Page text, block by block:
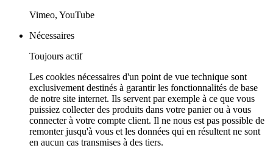
Vimeo, YouTube
Nécessaires
Toujours actif
Les cookies nécessaires d'un point de vue technique sont
exclusivement destinés à garantir les fonctionnalités de base
de notre site internet. Ils servent par exemple à ce que vous
puissiez collecter des produits dans votre panier ou à vous
connecter à votre compte client. Il ne nous est pas possible de
remonter jusqu'à vous et les données qui en résultent ne sont
en aucun cas transmises à des tiers.